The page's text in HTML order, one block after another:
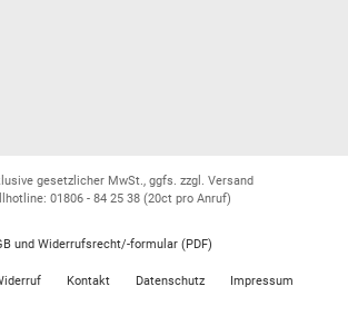
gesetzlicher MwSt., ggfs. zzgl. Versand
01806 - 84 25 38 (20ct pro Anruf)
und Widerrufsrecht/-formular (PDF)
Kontakt Datenschutz Impressum